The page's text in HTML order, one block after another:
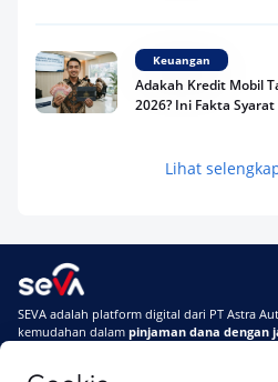
Keuangan
Adakah Kredit Mobil
2026? Ini Fakta
Keuangan
Terpercaya
Telat Bayar Pinjol 2
Masuk BI Checking?
Lihat
SEVA adalah platform digital dari PT Astra
kemudahan dalam pinjaman dana dengan